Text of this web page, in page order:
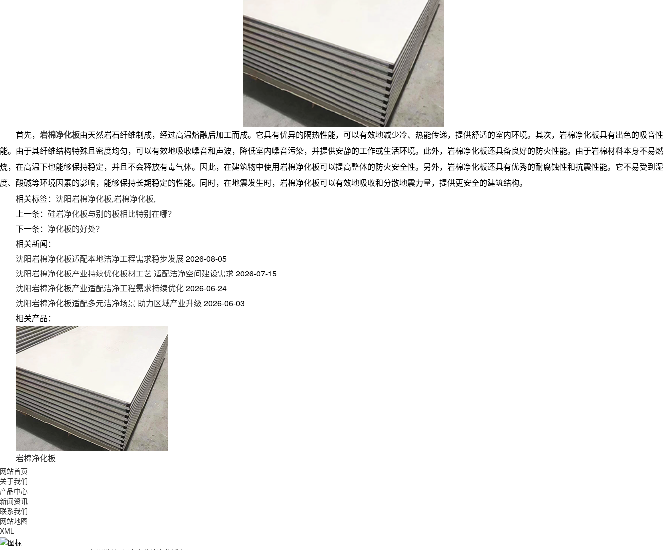
首先， 岩棉净化板由天然岩石纤维制成，经过高温熔融后加工而成。它具有优异的隔热性能，可以有效地减少冷、热能传递，提供舒适的室内环境。其次，岩棉净化板具有出色的吸音性
能。由于其纤维结构特殊且密度均匀，可以有效地吸收噪音和声波，降低室内噪音污染，并提供安静的工作或生活环境。此外，岩棉净化板还具备良好的防火性能。由于岩棉材料本身不易燃
烧，在高温下也能够保持稳定，并且不会释放有毒气体。因此，在建筑物中使用岩棉净化板可以提高整体的防火安全性。另外，岩棉净化板还具有优秀的耐腐蚀性和抗震性能。它不易受到湿
度、酸碱等环境因素的影响，能够保持长期稳定的性能。同时，在地震发生时，岩棉净化板可以有效地吸收和分散地震力量，提供更安全的建筑结构。
相关标签： 沈阳岩棉净化板,岩棉净化板,
上一条： 硅岩净化板与别的板相比特别在哪？
下一条： 净化板的好处？
相关新闻：
沈阳岩棉净化板适配本地洁净工程需求稳步发展2026-08-05
沈阳岩棉净化板产业持续优化板材工艺 适配洁净空间建设需求2026-07-15
沈阳岩棉净化板产业适配洁净工程需求持续优化2026-06-24
沈阳岩棉净化板适配多元洁净场景 助力区域产业升级 2026-06-03
相关产品：
岩棉净化板
网站首页
关于我们
产品中心
新闻资讯
联系我们
网站地图
XML